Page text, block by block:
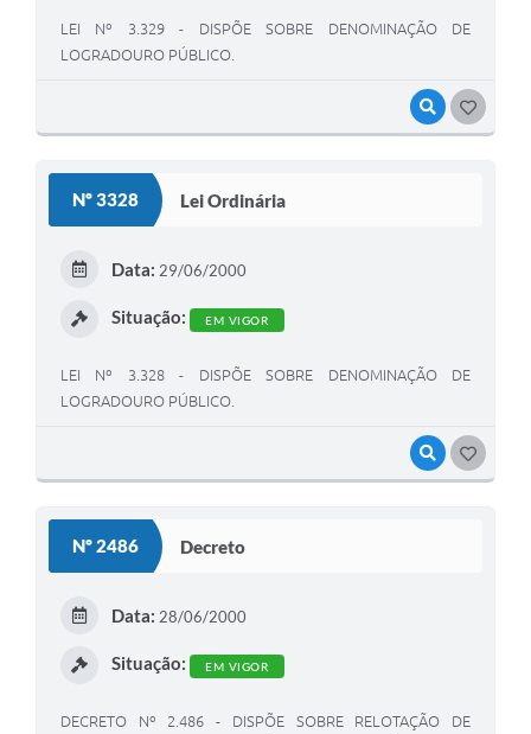
VISUALIZAR
LEI Nº 3.329 - DISPÕE SOBRE DENOMINAÇÃO DE
LOGRADOURO PÚBLICO.
Nº 3328 Lei Ordinária
VISUALIZAR
Data: 29/06/2000
Situação: EM VIGOR
LEI Nº 3.328 - DISPÕE SOBRE DENOMINAÇÃO DE
LOGRADOURO PÚBLICO.
Nº 2486 Decreto
Data: 28/06/2000
Situação: EM VIGOR
DECRETO Nº 2.486 - DISPÕE SOBRE RELOTAÇÃO DE